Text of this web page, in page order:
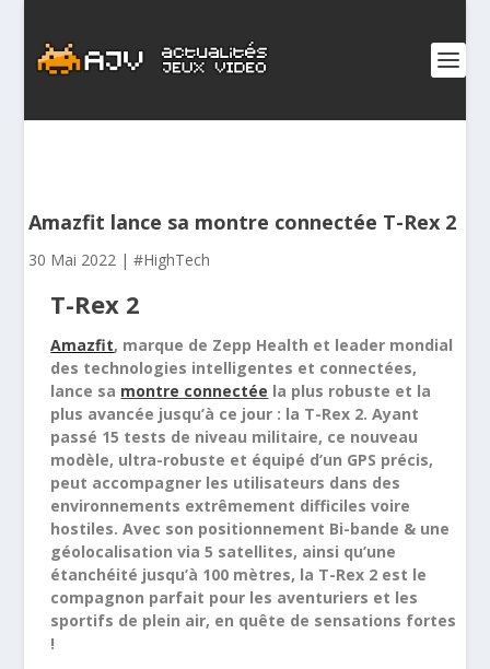
Amazfit lance sa montre connectée T-Rex 2
30 Mai 2022 |#HighTech
T-Rex 2
Amazfit, marque de Zepp Health et leader mondial
des technologies intelligentes et connectées,
lance sa montre connectée la plus robuste et la
plus avancée jusqu’à ce jour : la T-Rex 2. Ayant
passé 15 tests de niveau militaire, ce nouveau
modèle, ultra-robuste et équipé d’un GPS précis,
peut accompagner les utilisateurs dans des
environnements extrêmement difficiles voire
hostiles. Avec son positionnement Bi-bande & une
géolocalisation via 5 satellites, ainsi qu’une
étanchéité jusqu’à 100 mètres, la T-Rex 2 est le
compagnon parfait pour les aventuriers et les
sportifs de plein air, en quête de sensations fortes
!